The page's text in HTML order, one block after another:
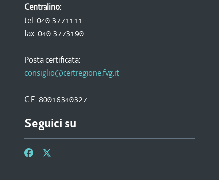
Centralino:
tel. 040 3771111
fax. 040 3773190
Posta certificata:
consiglio@certregione.fvg.it
C.F. 80016340327
Seguici su